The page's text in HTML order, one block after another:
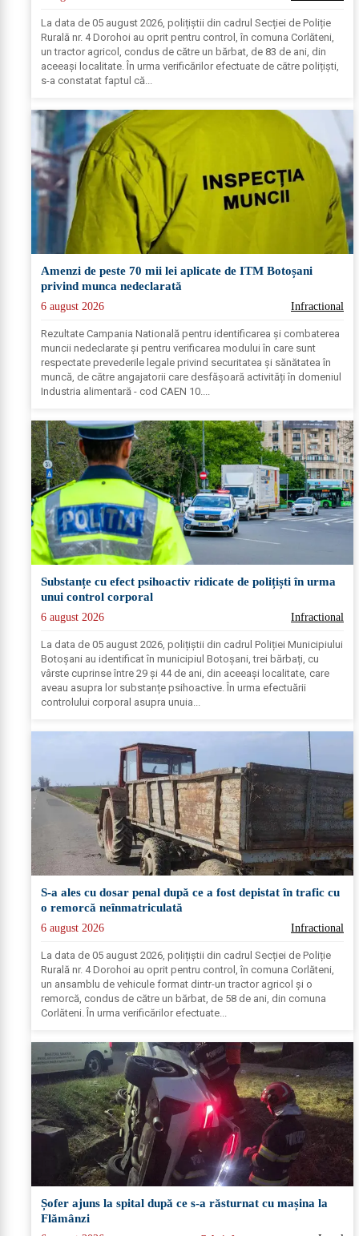
La data de 05 august 2026, polițiștii din cadrul Secției de Poliție
Rurală nr. 4 Dorohoi au oprit pentru control, în comuna Corlăteni,
un tractor agricol, condus de către un bărbat, de 83 de ani, din
aceeași localitate. În urma verificărilor efectuate de către polițiști,
s-a constatat faptul că...
Amenzi de peste 70 mii lei aplicate de ITM Botoșani
privind munca nedeclarată
6 august 2026 Infractional
Rezultate Campania Natională pentru identificarea și combaterea
muncii nedeclarate și pentru verificarea modului în care sunt
respectate prevederile legale privind securitatea și sănătatea în
muncă, de către angajatorii care desfășoară activități în domeniul
Industria alimentară - cod CAEN 10....
Substanțe cu efect psihoactiv ridicate de polițiști în urma
unui control corporal
6 august 2026 Infractional
La data de 05 august 2026, polițiștii din cadrul Poliției Municipiului
Botoșani au identificat în municipiul Botoșani, trei bărbați, cu
vârste cuprinse între 29 și 44 de ani, din aceeași localitate, care
aveau asupra lor substanțe psihoactive. În urma efectuării
controlului corporal asupra unuia...
S-a ales cu dosar penal după ce a fost depistat în trafic cu
o remorcă neînmatriculată
6 august 2026 Infractional
La data de 05 august 2026, polițiștii din cadrul Secției de Poliție
Rurală nr. 4 Dorohoi au oprit pentru control, în comuna Corlăteni,
un ansamblu de vehicule format dintr-un tractor agricol și o
remorcă, condus de către un bărbat, de 58 de ani, din comuna
Corlăteni. În urma verificărilor efectuate...
Șofer ajuns la spital după ce s-a răsturnat cu mașina la
Flămânzi